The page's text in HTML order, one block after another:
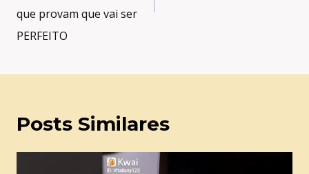
que provam que vai ser
PERFEITO
Posts Similares